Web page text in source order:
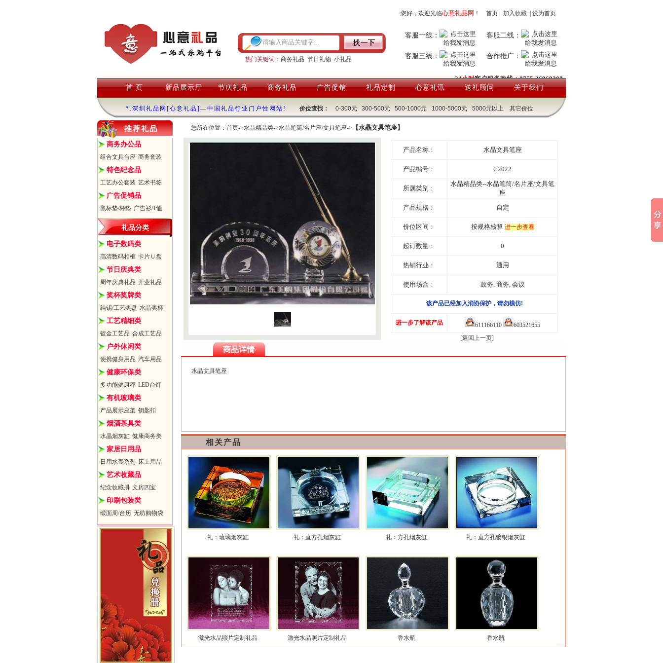
您好，欢迎光临心意礼品网 ！ 首页 加入收藏 设为首页
热门关键词： 商务礼品 节日礼物 小礼品
客服一线： 客服二线：
客服三线： 合作推广：
24小时客户服务热线：0755-26969200
首 页
新品展示厅 节庆礼品 商务礼品 广告促销 礼品定制 心意礼讯 送礼顾问 关于我们
*.深圳礼品网[心意礼品]—中国礼品行业门户性网站! 价位查找： 0-300元 300-500元 500-1000元 1000-5000元 5000元以上 其它价位
推荐礼品
商务办公品
组合文具台座 商务套装
特色纪念品
工艺办公套装 艺术书签
广告促销品
鼠标垫/杯垫 广告衫/T恤
礼品分类
电子数码类
高清数码相框 卡片Ｕ盘
节日庆典类
周年庆典礼品 开业礼品
奖杯奖牌类
纯锡/工艺奖盘 水晶奖杯
工艺精细类
镀金工艺品 合成工艺品
户外休闲类
便携健身用品 汽车用品
健康环保类
多功能健康秤 LED台灯
有机玻璃类
产品展示座架 钥匙扣
烟酒茶具类
水晶烟灰缸 健康商务类
家居日用品
日用水壶系列 床上用品
艺术收藏品
纪念收藏册 文房四宝
印刷包装类
缎面周/台历 无纺购物袋
您所在位置： 首页->水晶精品类->水晶笔筒/名片座/文具笔座-> 【水晶文具笔座】
产品名称： 水晶文具笔座
产品编号： C2022
所属类别：
水晶精品类--水晶笔筒/名片座/文具笔
座
产品规格：
自定
价位区间： 按规格核算 进一步查看
起订数量： 0
热销行业： 通用
使用场合： 政务, 商务, 会议
该产品已经加入消协保护，请勿模仿!
进一步了解该产品 611166110
603521655
[返回上一页]
商品详情
水晶文具笔座
相关产品
礼：琉璃烟灰缸 礼：直方孔烟灰缸 礼：方孔烟灰缸 礼：直方孔镀银烟灰缸
激光水晶照片定制礼品 激光水晶照片定制礼品 香水瓶 香水瓶